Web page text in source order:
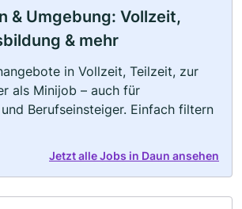
& Umgebung: Vollzeit,
& mehr
in Vollzeit, Teilzeit, zur
als Minijob – auch für
Berufseinsteiger. Einfach filtern
Jetzt alle Jobs in Daun ansehen